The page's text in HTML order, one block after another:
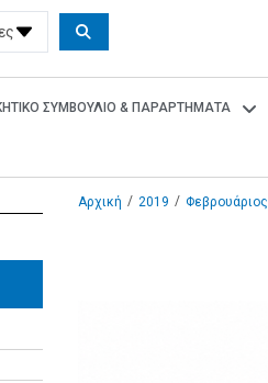
ΣΥΜΒΟΥΛΙΟ & ΠΑΡΑΡΤΗΜΑΤΑ
Αρχική / 2019 / Φεβρουάριος